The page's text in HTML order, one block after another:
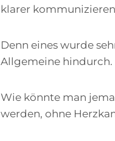
klarer
Denn eines wurde
Allgemeine hindurch.
Wie könnte man
werden, ohne